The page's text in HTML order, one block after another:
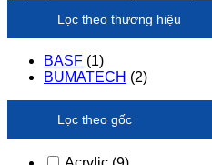
xếp
hạng
Lọc theo thương hiệu
BASF (1)
BUMATECH (2)
Lọc theo gốc